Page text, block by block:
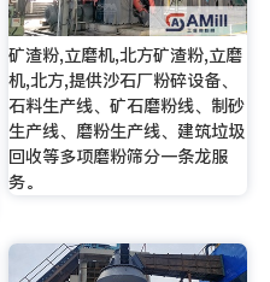
矿渣粉,立磨机,北方矿渣粉,立磨
机,北方,提供沙石厂粉碎设备、
石料生产线、矿石磨粉线、制砂
生产线、磨粉生产线、建筑垃圾
回收等多项磨粉筛分一条龙服
务。